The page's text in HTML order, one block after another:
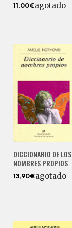
11,00€agotado
DICCIONARIO DE LOS
NOMBRES PROPIOS
13,90€agotado